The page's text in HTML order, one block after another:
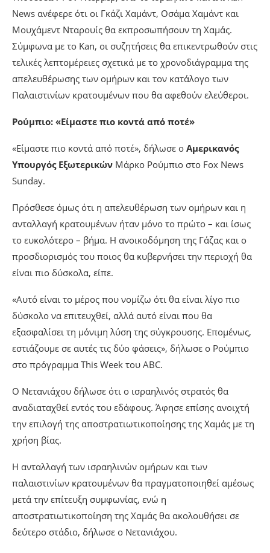
News ανέφερε ότι οι Γκάζι Χαμάντ, Οσάμα Χαμάντ και
Μουχάμεντ Νταρουίς θα εκπροσωπήσουν τη Χαμάς.
Σύμφωνα με το Kan, οι συζητήσεις θα επικεντρωθούν στις
τελικές λεπτομέρειες σχετικά με το χρονοδιάγραμμα της
απελευθέρωσης των ομήρων και τον κατάλογο των
Παλαιστινίων κρατουμένων που θα αφεθούν ελεύθεροι.
Ρούμπιο: «Είμαστε πιο κοντά από ποτέ»
«Είμαστε πιο κοντά από ποτέ», δήλωσε ο Αμερικανός
Υπουργός Εξωτερικών Μάρκο Ρούμπιο στο Fox News
Sunday.
Πρόσθεσε όμως ότι η απελευθέρωση των ομήρων και η
ανταλλαγή κρατουμένων ήταν μόνο το πρώτο – και ίσως
το ευκολότερο – βήμα. Η ανοικοδόμηση της Γάζας και ο
προσδιορισμός του ποιος θα κυβερνήσει την περιοχή θα
είναι πιο δύσκολα, είπε.
«Αυτό είναι το μέρος που νομίζω ότι θα είναι λίγο πιο
δύσκολο να επιτευχθεί, αλλά αυτό είναι που θα
εξασφαλίσει τη μόνιμη λύση της σύγκρουσης. Επομένως,
εστιάζουμε σε αυτές τις δύο φάσεις», δήλωσε ο Ρούμπιο
στο πρόγραμμα This Week του ABC.
Ο Νετανιάχου δήλωσε ότι ο ισραηλινός στρατός θα
αναδιαταχθεί εντός του εδάφους. Άφησε επίσης ανοιχτή
την επιλογή της αποστρατιωτικοποίησης της Χαμάς με τη
χρήση βίας.
Η ανταλλαγή των ισραηλινών ομήρων και των
παλαιστινίων κρατουμένων θα πραγματοποιηθεί αμέσως
μετά την επίτευξη συμφωνίας, ενώ η
αποστρατιωτικοποίηση της Χαμάς θα ακολουθήσει σε
δεύτερο στάδιο, δήλωσε ο Νετανιάχου.